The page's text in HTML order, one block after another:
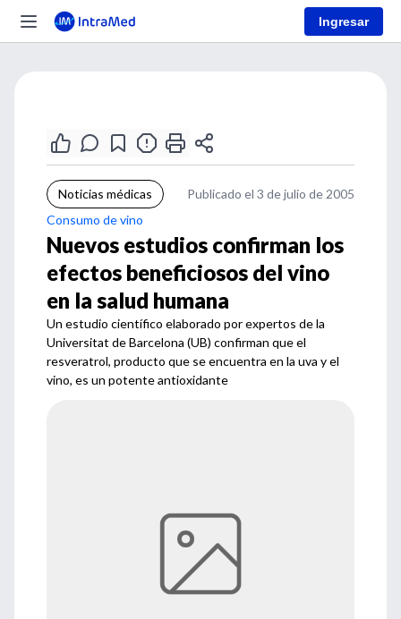
Ingresar
Noticias médicas
Publicado el 3 de julio de 2005
Consumo de vino
Nuevos estudios confirman los
efectos beneficiosos del vino
en la salud humana
Un estudio científico elaborado por expertos de la
Universitat de Barcelona (UB) confirman que el
resveratrol, producto que se encuentra en la uva y el
vino, es un potente antioxidante